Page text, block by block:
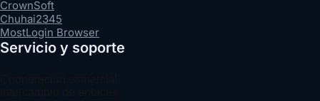
CrownSoft
Chuhai2345
MostLogin Browser
Servicio y soporte